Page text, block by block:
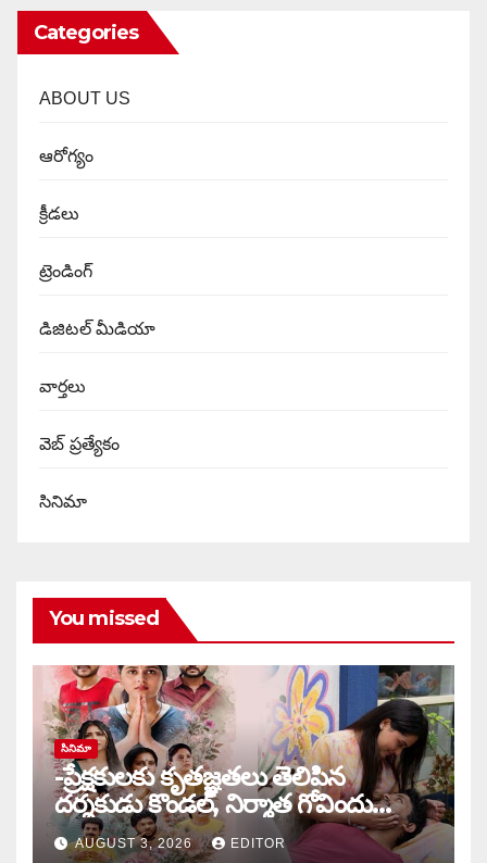
Categories
ABOUT US
ఆరోగ్యం
క్రీడలు
ట్రెండింగ్
డిజిటల్ మీడియా
వార్త‌లు
వెబ్ ప్రత్యేకం
సినిమా
You missed
సినిమా
-ప్రేక్షకులకు కృతజ్ఞతలు తెలిపిన
దర్శకుడు కొండల్, నిర్మాత గోవిందు
కాండ్రేగుల
AUGUST 3, 2026 EDITOR